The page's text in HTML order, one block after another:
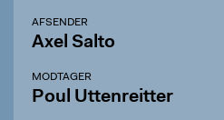
AFSENDER
Axel Salto
MODTAGER
Poul Uttenreitter